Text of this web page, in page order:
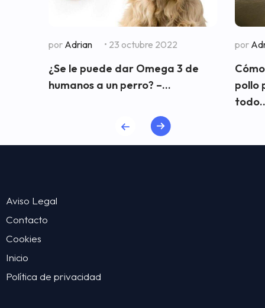
por Adrian • 23 octubre 2022
¿Se le puede dar Omega 3 de
humanos a un perro? –...
por
pollo
Aviso Legal
Contacto
Cookies
Inicio
Política de privacidad